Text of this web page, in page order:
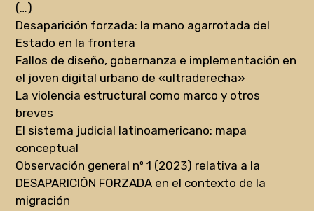
(…)
Desaparición forzada: la mano agarrotada del
Estado en la frontera
Fallos de diseño, gobernanza e implementación en
el joven digital urbano de «ultraderecha»
La violencia estructural como marco y otros
breves
El sistema judicial latinoamericano: mapa
conceptual
Observación general nº 1 (2023) relativa a la
DESAPARICIÓN FORZADA en el contexto de la
migración